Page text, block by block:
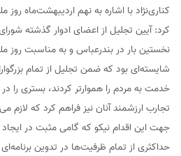
کناری‌نژاد با اشاره به نهم اردیبهشت‌ماه روز
کرد: آیین تجلیل از اعضای ادوار گذشته
نخستین بار در بندرعباس و به مناسبت روز
شایسته‌ای بود که ضمن تجلیل از تمام
خدمت به مردم را هموارتر کردند، بستری را
تجارب ارزشمند آنان نیز فراهم کرد که لازم
جهت این اقدام نیکو که گامی مثبت در
حداکثری از تمام ظرفیت‌ها در تدوین